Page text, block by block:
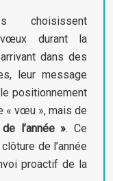
choisissent
vœux durant la
dans des
leur message
positionnement
« vœu », mais de
l’année ». Ce
de l’année
proactif de la